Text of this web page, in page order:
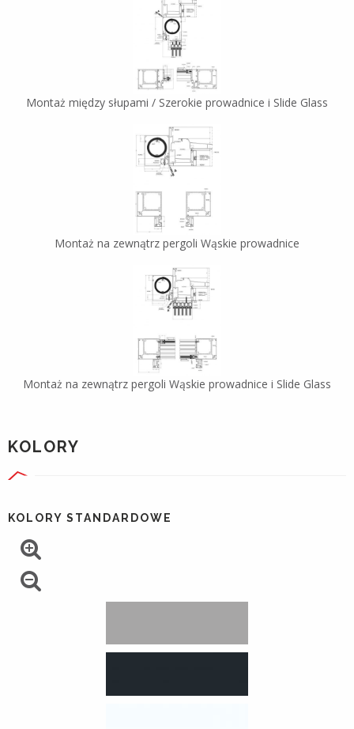
Montaż między słupami / Szerokie prowadnice i Slide Glass
Montaż na zewnątrz pergoli Wąskie prowadnice
Montaż na zewnątrz pergoli Wąskie prowadnice i Slide Glass
KOLORY
KOLORY STANDARDOWE